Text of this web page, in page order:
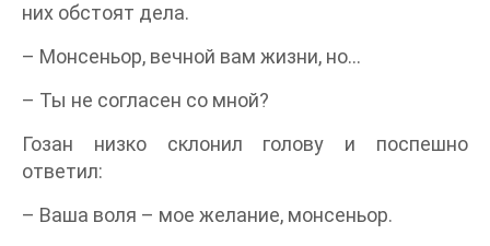
них обстоят дела.
– Монсеньор, вечной вам жизни, но...
– Ты не согласен со мной?
Гозан низко склонил голову и поспешно
ответил:
– Ваша воля – мое желание, монсеньор.